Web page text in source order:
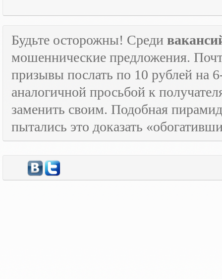
Будьте осторожны! Среди
мошеннические предложения.
призывы послать по 10 рублей на
аналогичной просьбой к
заменить своим. Подобная
пытались это доказать